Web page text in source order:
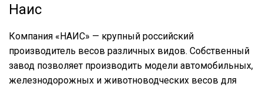
Наис
Компания «НАИС» — крупный российский
производитель весов различных видов. Собственный
завод позволяет производить модели автомобильных,
железнодорожных и животноводческих весов для